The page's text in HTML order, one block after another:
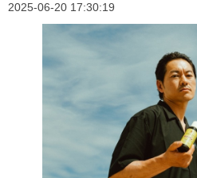
2025-06-20 17:30:19